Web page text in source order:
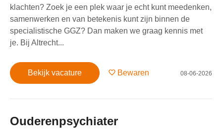
klachten? Zoek je een plek waar je echt kunt meedenken,
samenwerken en van betekenis kunt zijn binnen de
specialistische GGZ? Dan maken we graag kennis met
je. Bij Altrecht...
Bekijk vacature Bewaren 08-06-2026
Ouderenpsychiater